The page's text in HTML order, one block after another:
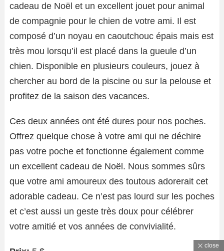
cadeau de Noël et un excellent jouet pour animal
de compagnie pour le chien de votre ami. Il est
composé d’un noyau en caoutchouc épais mais est
très mou lorsqu’il est placé dans la gueule d’un
chien. Disponible en plusieurs couleurs, jouez à
chercher au bord de la piscine ou sur la pelouse et
profitez de la saison des vacances.
Ces deux années ont été dures pour nos poches.
Offrez quelque chose à votre ami qui ne déchire
pas votre poche et fonctionne également comme
un excellent cadeau de Noël. Nous sommes sûrs
que votre ami amoureux des toutous adorerait cet
adorable cadeau. Ce n’est pas lourd sur les poches
et c’est aussi un geste très doux pour célébrer
votre amitié et vos années de convivialité.
close